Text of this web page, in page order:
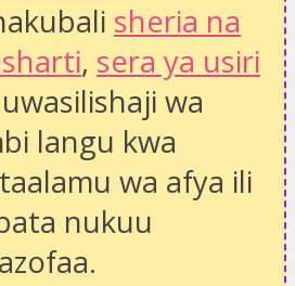
sheria na
, sera ya usiri
wa
langu kwa
wa afya ili
nukuu